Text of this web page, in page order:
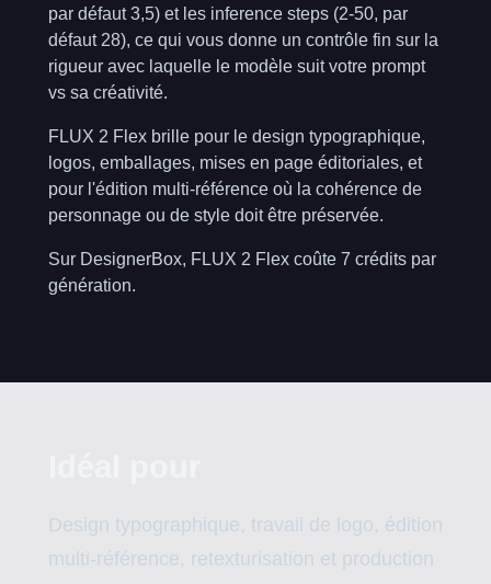
par défaut 3,5) et les inference steps (2-50, par
défaut 28), ce qui vous donne un contrôle fin sur la
rigueur avec laquelle le modèle suit votre prompt
vs sa créativité.
FLUX 2 Flex brille pour le design typographique,
logos, emballages, mises en page éditoriales, et
pour l'édition multi-référence où la cohérence de
personnage ou de style doit être préservée.
Sur DesignerBox, FLUX 2 Flex coûte 7 crédits par
génération.
Design typographique, travail de logo, édition
multi-référence, retexturisation et production